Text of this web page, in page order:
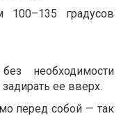
100–135 градусов
необходимости
ее вверх.
перед собой — так